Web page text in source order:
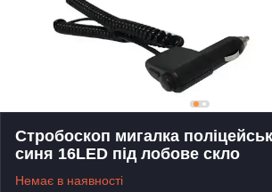
Стробоскоп мигалка
синя 16LED під лобове скло
Немає в наявності